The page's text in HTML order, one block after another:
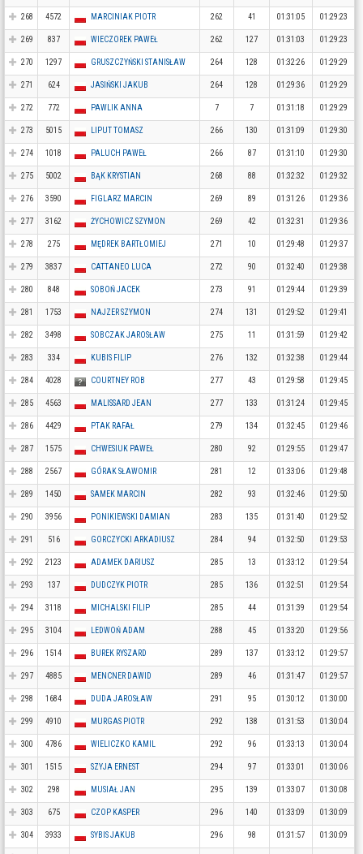
268 4572 MARCINIAK PIOTR 262 41 01:31:05 01:29:23
269 837 WIECZOREK PAWEŁ 262 127 01:31:03 01:29:23
270 1297 GRUSZCZYŃSKI STANISŁAW 264 128 01:32:26 01:29:29
271 624 JASIŃSKI JAKUB 264 128 01:29:36 01:29:29
272 772 PAWLIK ANNA 7 7 01:31:18 01:29:29
273 5015 LIPUT TOMASZ 266 130 01:31:09 01:29:30
274 1018 PALUCH PAWEŁ 266 87 01:31:10 01:29:30
275 5002 BĄK KRYSTIAN 268 88 01:32:32 01:29:32
276 3590 FIGLARZ MARCIN 269 89 01:31:26 01:29:36
277 3162 ŻYCHOWICZ SZYMON 269 42 01:32:31 01:29:36
278 275 MĘDREK BARTŁOMIEJ 271 10 01:29:48 01:29:37
279 3837 CATTANEO LUCA 272 90 01:32:40 01:29:38
280 848 SOBOŃ JACEK 273 91 01:29:44 01:29:39
281 1753 NAJZER SZYMON 274 131 01:29:52 01:29:41
282 3498 SOBCZAK JAROSŁAW 275 11 01:31:59 01:29:42
283 334 KUBIS FILIP 276 132 01:32:38 01:29:44
284 4028 COURTNEY ROB 277 43 01:29:58 01:29:45
285 4563 MALISSARD JEAN 277 133 01:31:24 01:29:45
286 4429 PTAK RAFAŁ 279 134 01:32:45 01:29:46
287 1575 CHWESIUK PAWEŁ 280 92 01:29:55 01:29:47
288 2567 GÓRAK SŁAWOMIR 281 12 01:33:06 01:29:48
289 1450 SAMEK MARCIN 282 93 01:32:46 01:29:50
290 3956 PONIKIEWSKI DAMIAN 283 135 01:31:40 01:29:52
291 516 GORCZYCKI ARKADIUSZ 284 94 01:32:50 01:29:53
292 2123 ADAMEK DARIUSZ 285 13 01:33:12 01:29:54
293 137 DUDCZYK PIOTR 285 136 01:32:51 01:29:54
294 3118 MICHALSKI FILIP 285 44 01:31:39 01:29:54
295 3104 LEDWOŃ ADAM 288 45 01:33:20 01:29:56
296 1514 BUREK RYSZARD 289 137 01:33:12 01:29:57
297 4885 MENCNER DAWID 289 46 01:31:47 01:29:57
298 1684 DUDA JAROSŁAW 291 95 01:30:12 01:30:00
299 4910 MURGAS PIOTR 292 138 01:31:53 01:30:04
300 4786 WIELICZKO KAMIL 292 96 01:33:13 01:30:04
301 1515 SZYJA ERNEST 294 97 01:33:01 01:30:06
302 298 MUSIAŁ JAN 295 139 01:33:07 01:30:08
303 675 CZOP KASPER 296 140 01:33:09 01:30:09
304 3933 SYBIS JAKUB 296 98 01:31:57 01:30:09